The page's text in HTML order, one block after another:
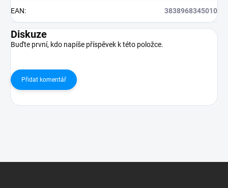
EAN: 3838968345010
Diskuze
Buďte první, kdo napíše příspěvek k této položce.
Přidat komentář